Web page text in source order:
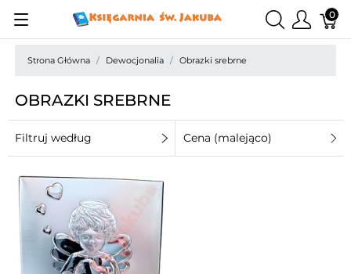
0
Strona Główna Dewocjonalia Obrazki srebrne
OBRAZKI SREBRNE
Filtruj według Cena (malejąco)